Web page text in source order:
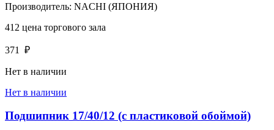
Производитель: NACHI (ЯПОНИЯ)
412 цена торгового зала
371 ₽
Нет в наличии
Нет в наличии
Подшипник 17/40/12 (с пластиковой обоймой)